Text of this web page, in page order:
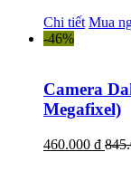
Chi tiết Mua
-46%
Camera
Megafixel)
460.000 đ